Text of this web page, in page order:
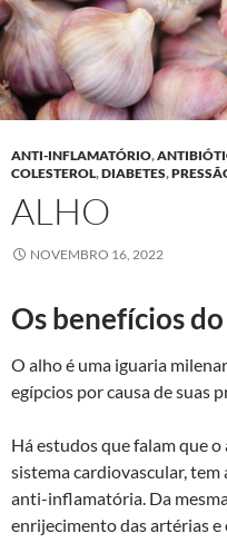
ANTI-INFLAMATÓRIO,
COLESTEROL,DIABETES,
ALHO
NOVEMBRO 16, 2022
Os benefícios
O alho é uma iguaria
egípcios por causa de suas
Há estudos que falam que
sistema cardiovascular,
anti-inflamatória. Da
enrijecimento das artérias e